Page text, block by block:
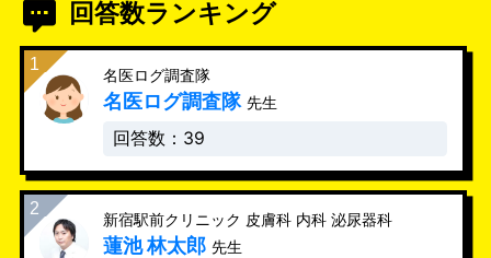
回答数ランキング
名医ログ調査隊
名医ログ調査隊 先生
回答数：39
新宿駅前クリニック 皮膚科 内科 泌尿器科
蓮池 林太郎 先生